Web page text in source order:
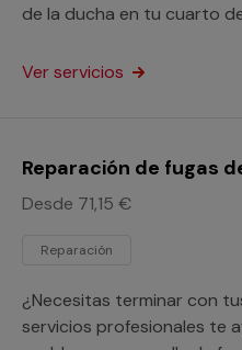
de la ducha en tu cuarto
Ver servicios
Reparación de fugas
Desde 71,15 €
Reparación
¿Necesitas terminar con
servicios profesionales te